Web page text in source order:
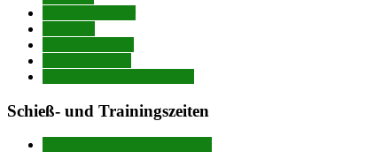
Schieß- und Trainingszeiten